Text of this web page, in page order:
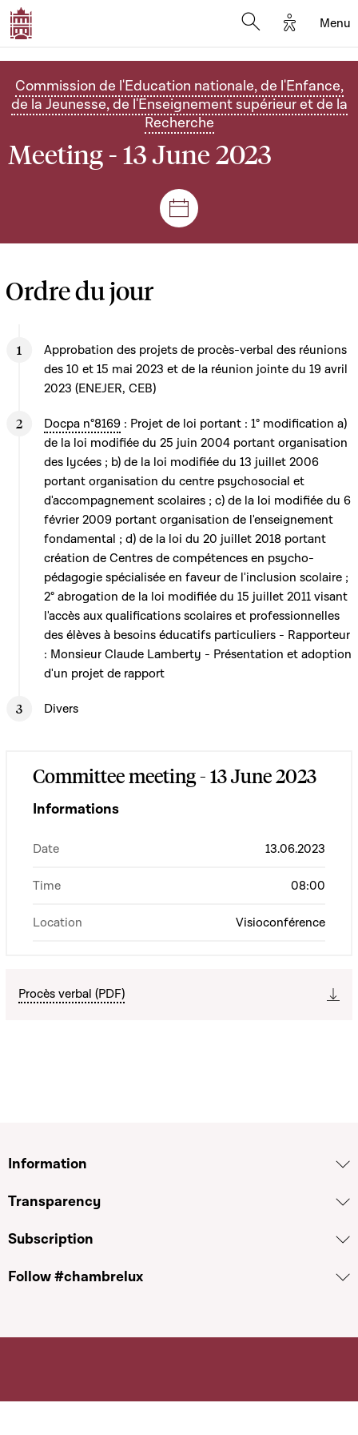
Options
Menu
Commission de l'Education nationale, de l'Enfance,
de la Jeunesse, de l'Enseignement supérieur et de la
Recherche
Meeting - 13 June 2023
Sessions and meetings
Ordre du jour
Approbation des projets de procès-verbal des réunions
des 10 et 15 mai 2023 et de la réunion jointe du 19 avril
2023 (ENEJER, CEB)
Docpa n°8169 : Projet de loi portant : 1° modification a)
de la loi modifiée du 25 juin 2004 portant organisation
des lycées ; b) de la loi modifiée du 13 juillet 2006
portant organisation du centre psychosocial et
d'accompagnement scolaires ; c) de la loi modifiée du 6
février 2009 portant organisation de l'enseignement
fondamental ; d) de la loi du 20 juillet 2018 portant
création de Centres de compétences en psycho-
pédagogie spécialisée en faveur de l'inclusion scolaire ;
2° abrogation de la loi modifiée du 15 juillet 2011 visant
l'accès aux qualifications scolaires et professionnelles
des élèves à besoins éducatifs particuliers - Rapporteur
: Monsieur Claude Lamberty - Présentation et adoption
d'un projet de rapport
Divers
Committee meeting - 13 June 2023
Informations
Date 13.06.2023
Time 08:00
Location Visioconférence
Procès verbal (PDF)
Information
Transparency
Subscription
Follow #chambrelux